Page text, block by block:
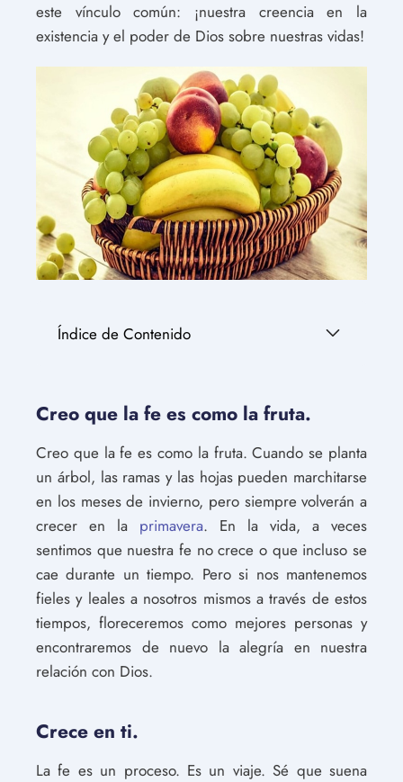
este vínculo común: ¡nuestra creencia en la
existencia y el poder de Dios sobre nuestras vidas!
Índice de Contenido
Creo que la fe es como la fruta.
Creo que la fe es como la fruta. Cuando se planta
un árbol, las ramas y las hojas pueden marchitarse
en los meses de invierno, pero siempre volverán a
crecer en la primavera. En la vida, a veces
sentimos que nuestra fe no crece o que incluso se
cae durante un tiempo. Pero si nos mantenemos
fieles y leales a nosotros mismos a través de estos
tiempos, floreceremos como mejores personas y
encontraremos de nuevo la alegría en nuestra
relación con Dios.
Crece en ti.
La fe es un proceso. Es un viaje. Sé que suena